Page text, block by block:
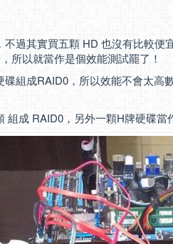
過其實買五顆 HD 也沒有比較便
所以就當作是個效能測試罷了！
組成RAID0，所以效能不會太高數
組成 RAID0，另外一顆H牌硬碟當